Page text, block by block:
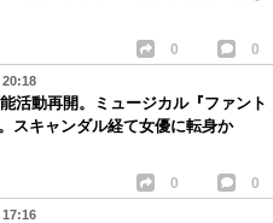
0 0
20:18
活動再開。ミュージカル『ファント
スキャンダル経て女優に転身か
0 0
17:16